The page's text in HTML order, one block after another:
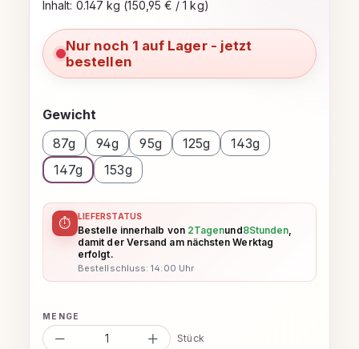
Inhalt: 0.147 kg (150,95 € / 1 kg)
Nur noch 1 auf Lager - jetzt
bestellen
Gewicht
87g
94g 95g 125g
143g
147g
153g
⏱ LIEFERSTATUS
Bestelle innerhalb von 2Tagenund8Stunden
damit der Versand am nächsten Werktag
erfolgt.
Bestellschluss: 14:00 Uhr
Produkt Anzahl: Gib den
Stück